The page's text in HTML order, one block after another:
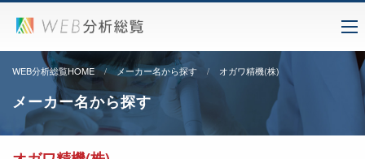
WEB分析総覧HOME メーカー名から探す オガワ精機(株)
メーカー名から探す